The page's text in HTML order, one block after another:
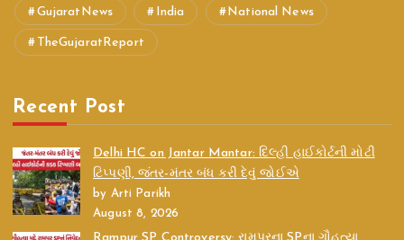
GujaratNews India National News
TheGujaratReport
Recent Post
Delhi HC on Jantar Mantar: દિલ્હી હાઈકોર્ટની મોટી
ટિપ્પણી, જંતર-મંતર બંધ કરી દેવું જોઈએ
by Arti Parikh
August 8, 2026